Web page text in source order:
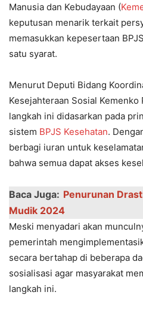
Manusia dan Kebudayaan (
keputusan menarik terkait
memasukkan kepesertaan
satu syarat.
Menurut Deputi Bidang
Kesejahteraan Sosial
langkah ini didasarkan pada
sistem BPJS Kesehatan.
berbagi iuran untuk
bahwa semua dapat akses
Baca Juga: Penurunan
Mudik 2024
Meski menyadari akan
pemerintah
secara bertahap di beberapa
sosialisasi agar masyarakat
langkah ini.